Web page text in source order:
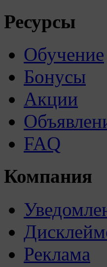
Ресурсы
Обучение
Бонусы
Акции
FAQ
Компания
Реклама